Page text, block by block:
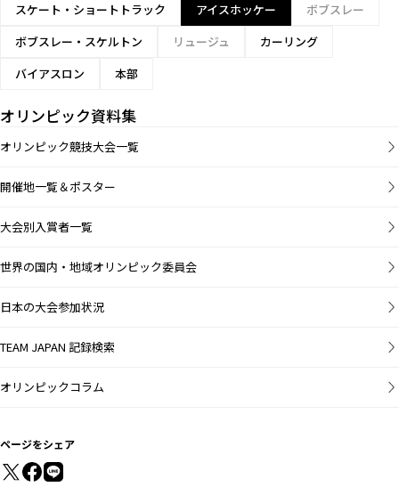
スケート・ショートトラック
アイスホッケー
ボブスレー
ボブスレー・スケルトン
リュージュ
カーリング
バイアスロン
本部
オリンピック資料集
オリンピック競技大会一覧
開催地一覧＆ポスター
大会別入賞者一覧
世界の国内・地域オリンピック委員会
日本の大会参加状況
TEAM JAPAN 記録検索
オリンピックコラム
ページをシェア